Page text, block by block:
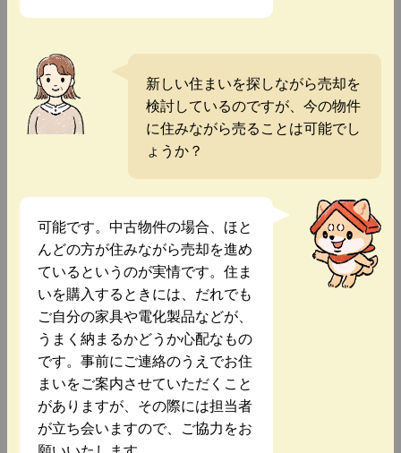
新しい住まいを探しながら売却を
検討しているのですが、今の物件
に住みながら売ることは可能でし
ょうか？
可能です。中古物件の場合、ほと
んどの方が住みながら売却を進め
ているというのが実情です。住ま
いを購入するときには、だれでも
ご自分の家具や電化製品などが、
うまく納まるかどうか心配なもの
です。事前にご連絡のうえでお住
まいをご案内させていただくこと
がありますが、その際には担当者
が立ち会いますので、ご協力をお